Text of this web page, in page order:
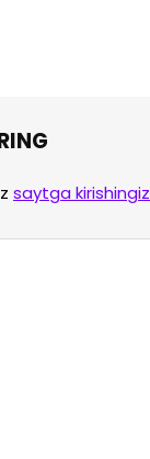
saytga kirishingiz